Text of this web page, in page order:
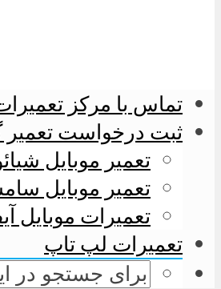
تماس با مرکز
ثبت درخواست تعمیر
تعمیر موبایل
تعمیر موبایل
تعمیرات موبایل
تعمیرات لپ تاپ